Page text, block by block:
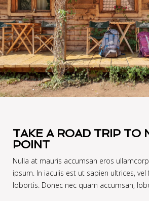
TAKE A ROAD TRIP TO
POINT
Nulla at mauris accumsan eros
ipsum. In iaculis est ut sapien ultrices, vel
lobortis. Donec nec quam accumsan,